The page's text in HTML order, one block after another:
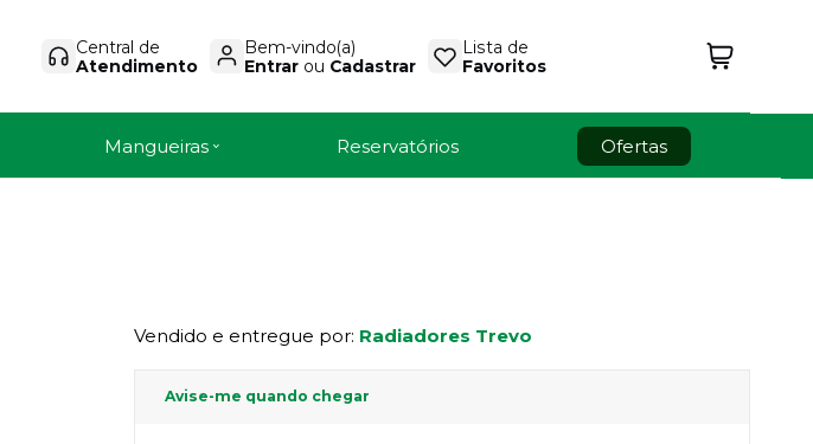
Central de
Atendimento
Bem-vindo(a)
Entrarou Cadastrar
Lista de
Favoritos
Mangueiras Reservatórios Ofertas
Vendido e entregue por: Radiadores Trevo
Avise-me quando chegar